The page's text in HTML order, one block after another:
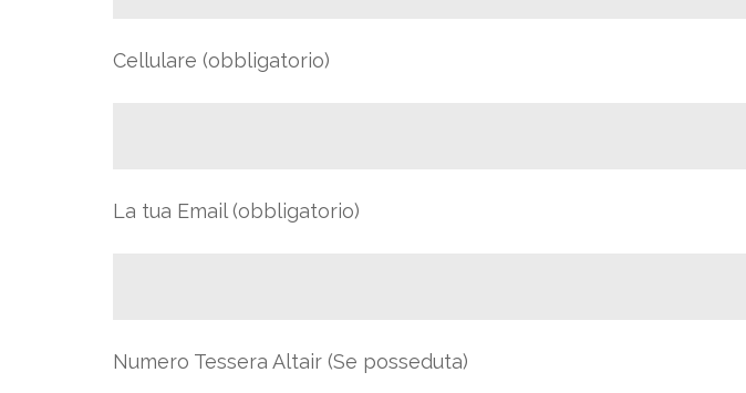
Cellulare (obbligatorio)
La tua Email (obbligatorio)
Numero Tessera Altair (Se posseduta)